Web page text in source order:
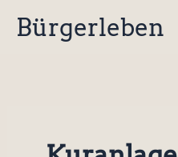
InhaltBürgerleben